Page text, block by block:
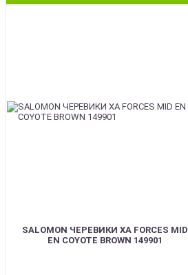
SALOMON ЧЕРЕВИКИ XA FORCES MID
EN COYOTE BROWN 149901